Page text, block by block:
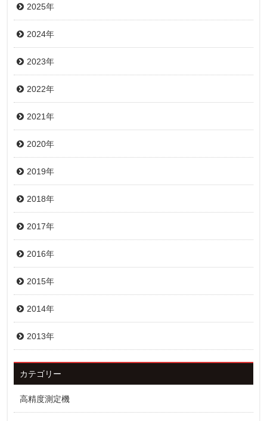
2025年
2024年
2023年
2022年
2021年
2020年
2019年
2018年
2017年
2016年
2015年
2014年
2013年
カテゴリー
高精度測定機